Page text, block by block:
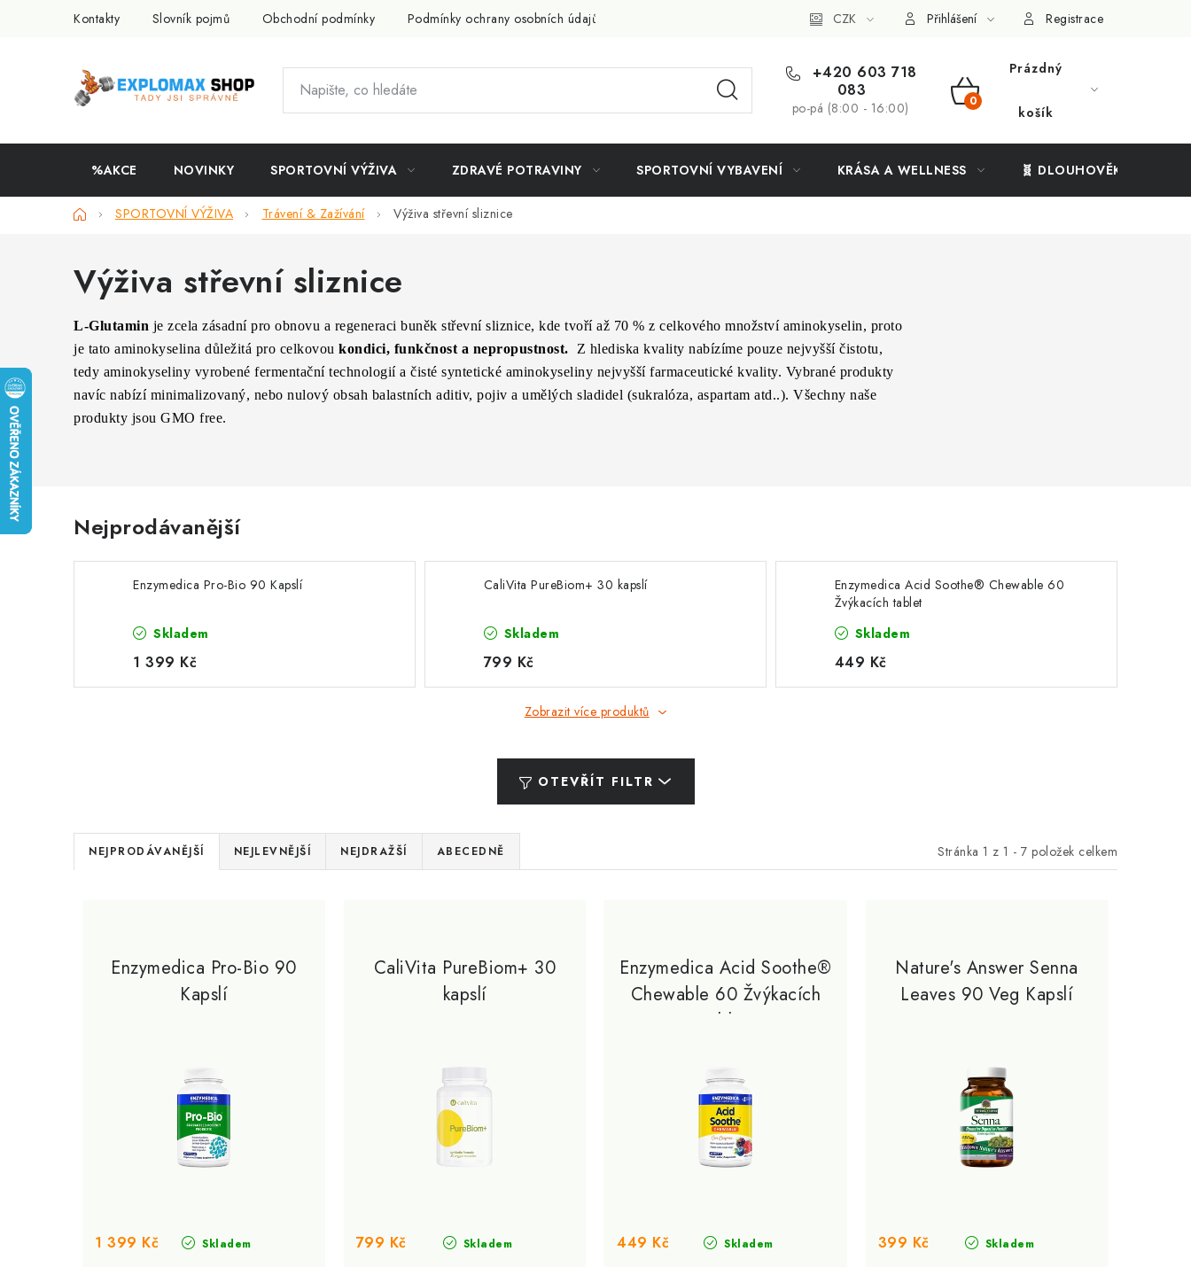
Kontakty Slovník pojmů Obchodní podmínky Podmínky ochrany osobních údajů Slevový systém Vše o nákupu
CZK Přihlášení Registrace
+420 603 718
083
po-pá (8:00 - 16:00)
NÁKUPNÍ
Prázdný
košík
%AKCE NOVINKY SPORTOVNÍ VÝŽIVA ZDRAVÉ POTRAVINY SPORTOVNÍ VYBAVENÍ KRÁSA A WELLNESS 🧬 DLOUHOVĚKOST
DomůSPORTOVNÍ VÝŽIVA Trávení & Zažívání Výživa střevní sliznice
Výživa střevní sliznice
L-Glutamin je zcela zásadní pro obnovu a regeneraci buněk střevní sliznice, kde tvoří až 70 % z celkového množství aminokyselin, proto
je tato aminokyselina důležitá pro celkovou kondici, funkčnost a nepropustnost. Z hlediska kvality nabízíme pouze nejvyšší čistotu,
tedy aminokyseliny vyrobené fermentační technologií a čisté syntetické aminokyseliny nejvyšší farmaceutické kvality. Vybrané produkty
navíc nabízí minimalizovaný, nebo nulový obsah balastních aditiv, pojiv a umělých sladidel (sukralóza, aspartam atd..). Všechny naše
produkty jsou GMO free.
Nejprodávanější
Enzymedica Pro-Bio 90 Kapslí
Skladem
1 399 Kč
CaliVita PureBiom+ 30 kapslí
Skladem
799 Kč
Enzymedica Acid Soothe® Chewable 60
Žvýkacích tablet
Skladem
449 Kč
Zobrazit více produktů
OTEVŘÍT FILTR
Stránka 1 z 1 - 7 položek celkem
Ř
a
NEJPRODÁVANĚJŠÍ NEJLEVNĚJŠÍ NEJDRAŽŠÍ ABECEDNĚ
Enzymedica Pro-Bio 90
Kapslí
Skladem
1 399 Kč
CaliVita PureBiom+ 30
kapslí
Skladem
799 Kč
Enzymedica Acid Soothe®
Chewable 60 Žvýkacích
tablet
Skladem
449 Kč
Nature's Answer Senna
Leaves 90 Veg Kapslí
Skladem
399 Kč